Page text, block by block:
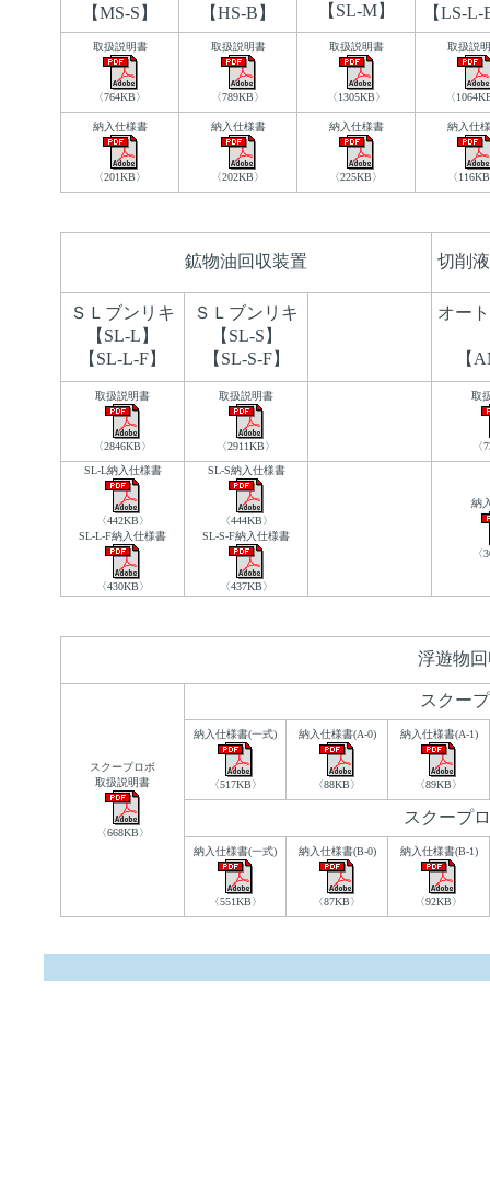
【MS-S】
【HS-B】
【SL-M】
【LS-
取扱説明書
〈764KB〉
取扱説明書
〈789KB〉
取扱説明書
〈1305KB〉
取扱説
〈
納入仕様書
〈201KB〉
納入仕様書
〈202KB〉
納入仕様書
〈225KB〉
納入仕
〈
鉱物油回収装置 切削
ＳＬブンリキ
【SL-L】
【SL-L-F】
ＳＬブンリキ
【SL-S】
【SL-S-F】
オー
【
取扱説明書
〈2846KB〉
取扱説明書
〈2911KB〉
取
〈
SL-L納入仕様書
〈442KB〉
SL-L-F納入仕様書
〈430KB〉
SL-S納入仕様書
〈444KB〉
SL-S-F納入仕様書
〈437KB〉
納
〈
浮遊物
スクープロボ
取扱説明書
〈668KB〉
スクー
納入仕様書(一式)
〈517KB〉
納入仕様書(A-0)
〈88KB〉
納入仕様書(A-1)
〈89KB〉
スクープ
納入仕様書(一式)
〈551KB〉
納入仕様書(B-0)
〈87KB〉
納入仕様書(B-1)
〈92KB〉